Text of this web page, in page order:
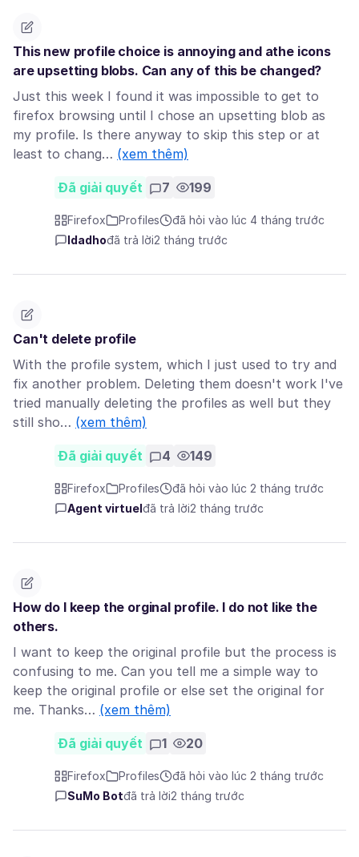
This new profile choice is annoying and athe icons
are upsetting blobs. Can any of this be changed?
Just this week I found it was impossible to get to
firefox browsing until I chose an upsetting blob as
my profile. Is there anyway to skip this step or at
least to chang… (xem thêm)
Đã giải quyết 7 199
Firefox Profiles
đã hỏi vào lúc 4 tháng trước
Idadhođã trả lời2 tháng trước
Can't delete profile
With the profile system, which I just used to try and
fix another problem. Deleting them doesn't work I've
tried manually deleting the profiles as well but they
still sho… (xem thêm)
Đã giải quyết 4 149
Firefox Profiles
đã hỏi vào lúc 2 tháng trước
Agent virtuel đã trả lời2 tháng trước
How do I keep the orginal profile. I do not like the
others.
I want to keep the original profile but the process is
confusing to me. Can you tell me a simple way to
keep the original profile or else set the original for
me. Thanks… (xem thêm)
Đã giải quyết 1 20
Firefox Profiles
đã hỏi vào lúc 2 tháng trước
SuMo Botđã trả lời2 tháng trước